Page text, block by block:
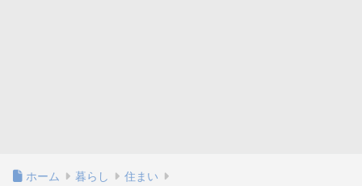
ホーム 暮らし 住まい